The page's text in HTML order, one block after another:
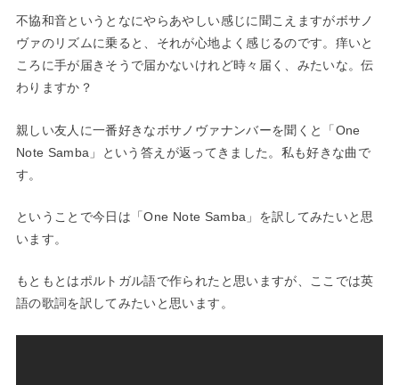
不協和音というとなにやらあやしい感じに聞こえますがボサノ
ヴァのリズムに乗ると、それが心地よく感じるのです。痒いと
ころに手が届きそうで届かないけれど時々届く、みたいな。伝
わりますか？
親しい友人に一番好きなボサノヴァナンバーを聞くと「One
Note Samba」という答えが返ってきました。私も好きな曲で
す。
ということで今日は「One Note Samba」を訳してみたいと思
います。
もともとはポルトガル語で作られたと思いますが、ここでは英
語の歌詞を訳してみたいと思います。